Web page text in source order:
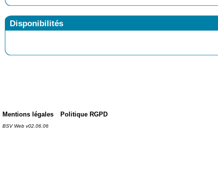
Disponibilités
Mentions légales Politique RGPD
BSV Web v02.06.06